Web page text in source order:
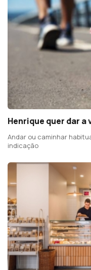
Henrique quer dar a
Andar ou caminhar
indicação